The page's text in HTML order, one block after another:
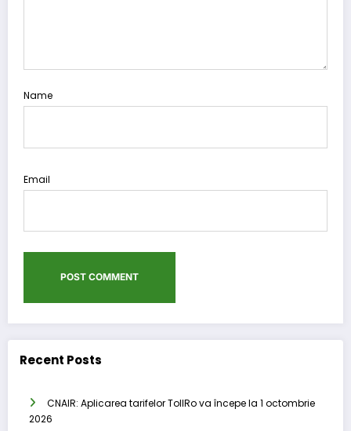
Name
Email
Recent Posts
CNAIR: Aplicarea tarifelor TollRo va începe la 1 octombrie
2026